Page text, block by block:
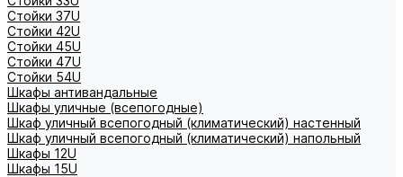
Стойки 37U
Стойки 42U
Стойки 45U
Стойки 47U
Стойки 54U
Шкафы антивандальные
Шкафы уличные (всепогодные)
Шкаф уличный всепогодный (климатический) настенный
Шкаф уличный всепогодный (климатический) напольный
Шкафы 12U
Шкафы 15U